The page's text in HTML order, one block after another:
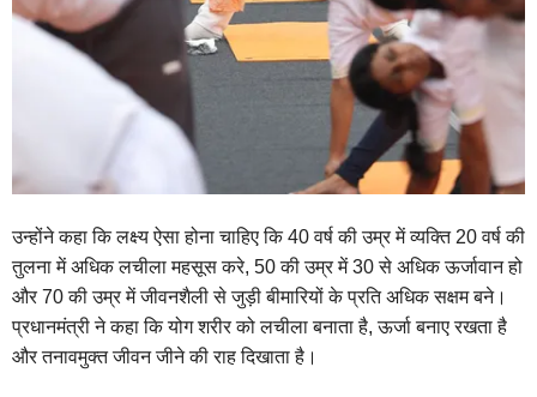
उन्होंने कहा कि लक्ष्य ऐसा होना चाहिए कि 40 वर्ष की उम्र में व्यक्ति 20 वर्ष की
तुलना में अधिक लचीला महसूस करे, 50 की उम्र में 30 से अधिक ऊर्जावान हो
और 70 की उम्र में जीवनशैली से जुड़ी बीमारियों के प्रति अधिक सक्षम बने।
प्रधानमंत्री ने कहा कि योग शरीर को लचीला बनाता है, ऊर्जा बनाए रखता है
और तनावमुक्त जीवन जीने की राह दिखाता है।